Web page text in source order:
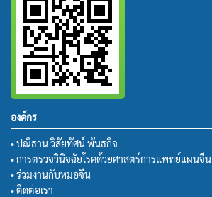
องค์กร
• ปณิธาน วิสัยทัศน์ พันธกิจ
• การตรวจวินิจฉัยโรคด้วยศาสตร์การแพทย์แผนจีน
• ร่วมงานกับหมอจีน
• ติดต่อเรา